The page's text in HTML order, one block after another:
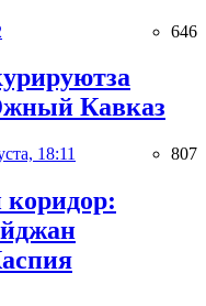
646
Кавказ
18:11 807